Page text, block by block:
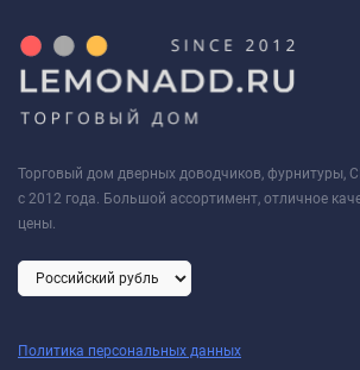
Торговый дом дверных доводчиков, фурнитуры,
с 2012 года. Большой ассортимент, отличное
цены.
Политика персональных данных